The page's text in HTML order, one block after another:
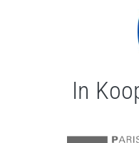
In